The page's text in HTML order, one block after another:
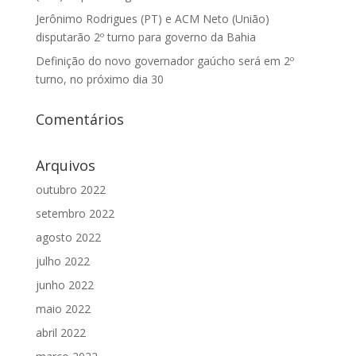
Jerônimo Rodrigues (PT) e ACM Neto (União)
disputarão 2º turno para governo da Bahia
Definição do novo governador gaúcho será em 2º
turno, no próximo dia 30
Comentários
Arquivos
outubro 2022
setembro 2022
agosto 2022
julho 2022
junho 2022
maio 2022
abril 2022